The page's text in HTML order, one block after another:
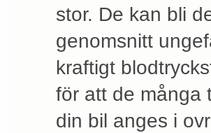
stor. De kan bli
genomsnitt
kraftigt
för att de många
din bil anges i